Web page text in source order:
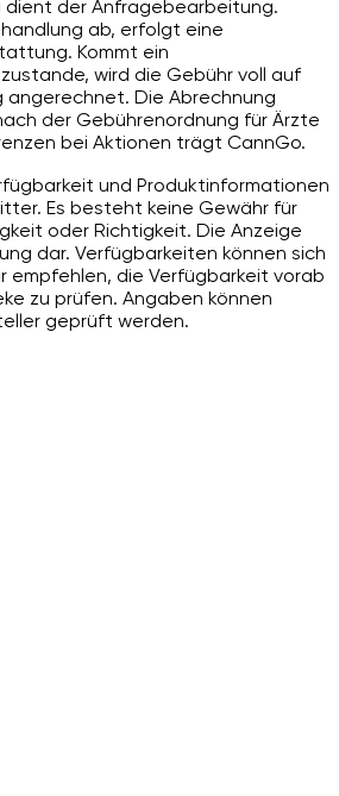
dient der Anfragebearbeitung.
ab, erfolgt eine
Kommt ein
wird die Gebühr voll auf
angerechnet. Die Abrechnung
der Gebührenordnung für Ärzte
bei Aktionen trägt CannGo.
und Produktinformationen
Es besteht keine Gewähr für
oder Richtigkeit. Die Anzeige
dar. Verfügbarkeiten können sich
empfehlen, die Verfügbarkeit vorab
zu prüfen. Angaben können
geprüft werden.